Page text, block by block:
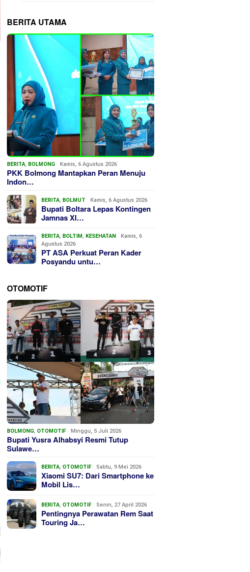
BERITA UTAMA
BERITA, BOLMONG Kamis, 6 Agustus 2026
PKK Bolmong Mantapkan Peran Menuju
Indon…
BERITA, BOLMUT Kamis, 6 Agustus 2026
Bupati Boltara Lepas Kontingen
Jamnas XI…
BERITA, BOLTIM, KESEHATAN
Kamis, 6
Agustus 2026
PT ASA Perkuat Peran Kader
Posyandu untu…
OTOMOTIF
BOLMONG, OTOMOTIF Minggu, 5 Juli 2026
Bupati Yusra Alhabsyi Resmi Tutup
Sulawe…
BERITA, OTOMOTIF Sabtu, 9 Mei 2026
Xiaomi SU7: Dari Smartphone ke
Mobil Lis…
BERITA, OTOMOTIF Senin, 27 April 2026
Pentingnya Perawatan Rem Saat
Touring Ja…